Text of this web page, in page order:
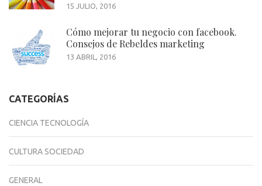
15 JULIO, 2016
Cómo mejorar tu negocio con facebook.
Consejos de Rebeldes marketing
13 ABRIL, 2016
CATEGORÍAS
CIENCIA TECNOLOGÍA
CULTURA SOCIEDAD
GENERAL